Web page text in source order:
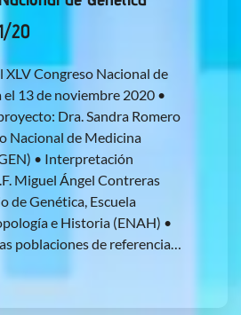
20
XLV Congreso Nacional de
13 de noviembre 2020 •
Dra. Sandra Romero
Nacional de Medicina
• Interpretación
Miguel Ángel Contreras
de Genética, Escuela
e Historia (ENAH) •
poblaciones de referencia…